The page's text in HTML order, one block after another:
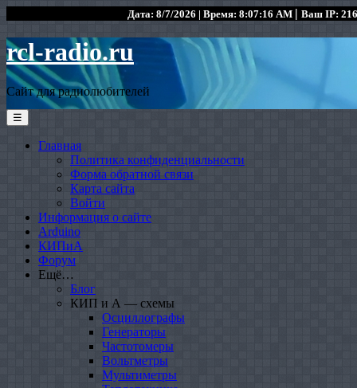
Дата: 8/7/2026 | Время: 8:07:16 AM | Ваш IP:
rcl-radio.ru
Сайт для радиолюбителей
☰
Главная
Политика конфиденциальности
Форма обратной связи
Карта сайта
Войти
Информация о сайте
Arduino
КИПиА
Форум
Ещё…
Блог
КИП и А — схемы
Осциллографы
Генераторы
Частотомеры
Вольтметры
Мультиметры